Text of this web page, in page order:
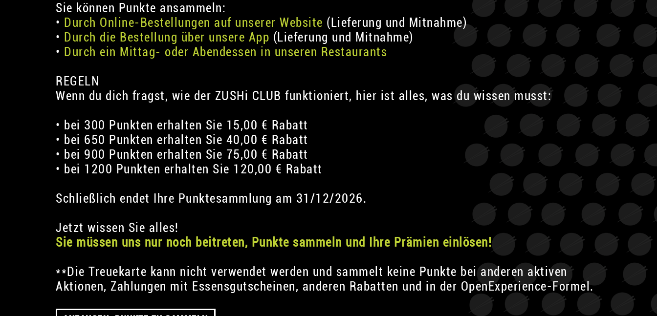
Sie können Punkte ansammeln:
• Durch Online-Bestellungen auf unserer Website (Lieferung und Mitnahme)
• Durch die Bestellung über unsere App (Lieferung und Mitnahme)
• Durch ein Mittag- oder Abendessen in unseren Restaurants
REGELN
Wenn du dich fragst, wie der ZUSHi CLUB funktioniert, hier ist alles, was du wissen musst:
• bei 300 Punkten erhalten Sie 15,00 € Rabatt
• bei 650 Punkten erhalten Sie 40,00 € Rabatt
• bei 900 Punkten erhalten Sie 75,00 € Rabatt
• bei 1200 Punkten erhalten Sie 120,00 € Rabatt
Schließlich endet Ihre Punktesammlung am 31/12/2026.
Jetzt wissen Sie alles!
Sie müssen uns nur noch beitreten, Punkte sammeln und Ihre Prämien einlösen!
**Die Treuekarte kann nicht verwendet werden und sammelt keine Punkte bei anderen aktiven
Aktionen, Zahlungen mit Essensgutscheinen, anderen Rabatten und in der OpenExperience-Formel.